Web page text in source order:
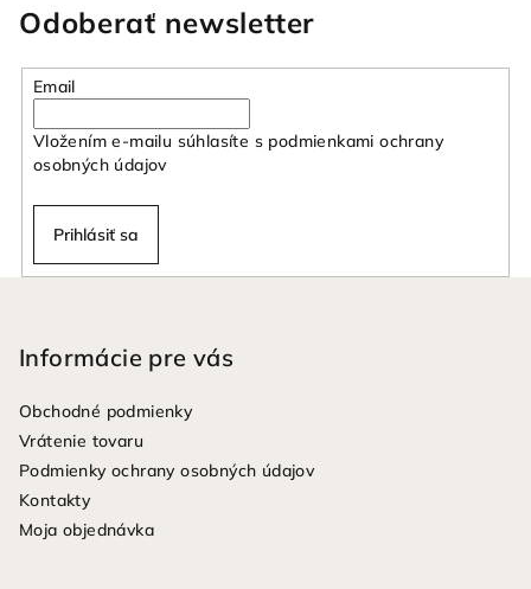
Odoberať newsletter
Email
Vložením e-mailu súhlasíte s podmienkami ochrany
osobných údajov
Prihlásiť sa
Informácie pre vás
Obchodné podmienky
Vrátenie tovaru
Podmienky ochrany osobných údajov
Kontakty
Moja objednávka